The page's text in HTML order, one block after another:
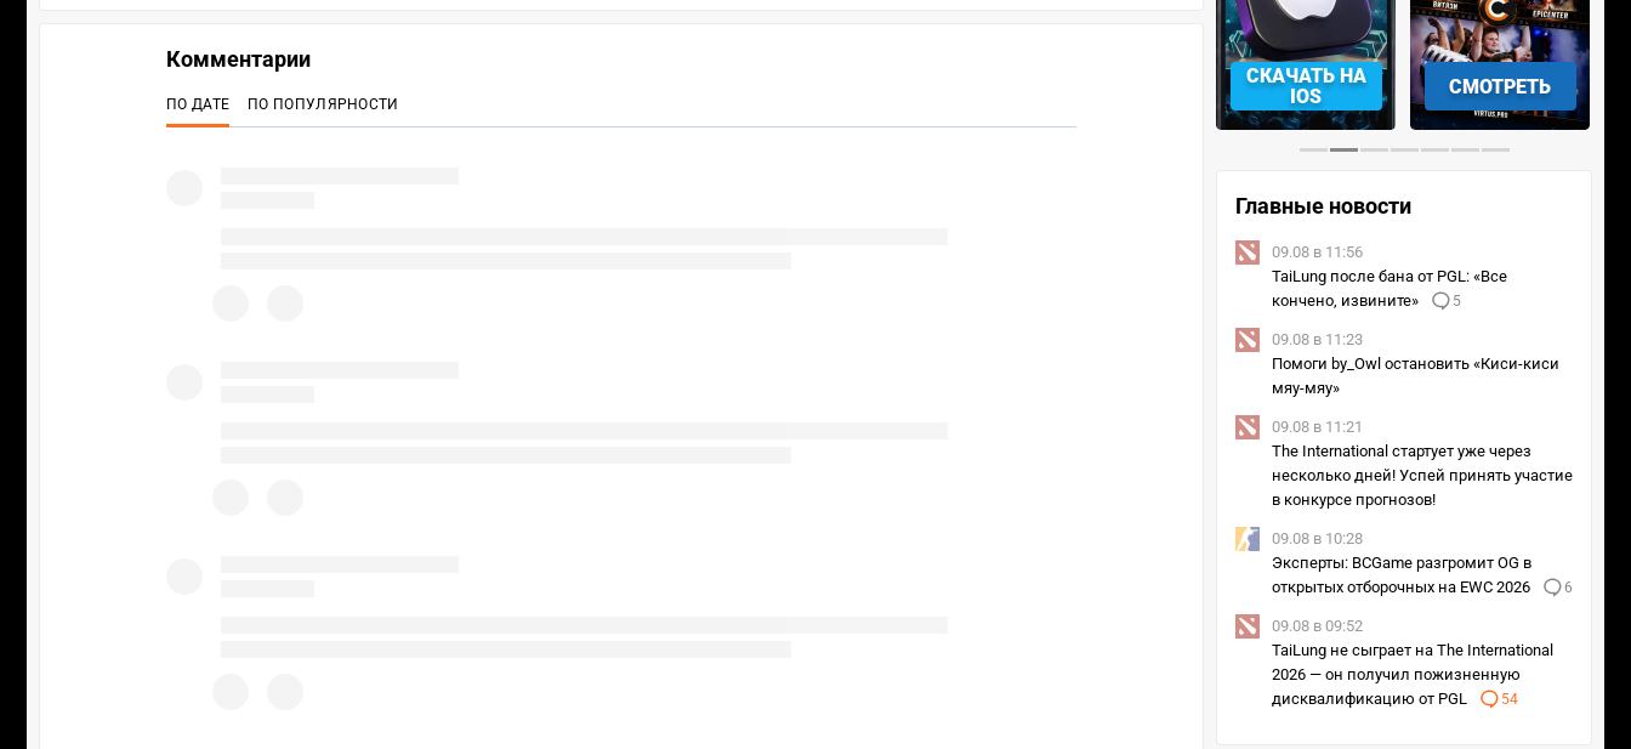
СМОТРЕТЬ УЧАСТВОВАТЬ
Главные новости
09.08 в 11:56
TaiLung после бана от PGL: «Все
кончено, извините»
5
09.08 в 11:23
Помоги by_Owl остановить «Киси-киси
мяу-мяу»
09.08 в 11:21
The International стартует уже через
несколько дней! Успей принять участие
в конкурсе прогнозов!
09.08 в 10:28
Эксперты: BCGame разгромит OG в
открытых отборочных на EWC 2026
6
09.08 в 09:52
TaiLung не сыграет на The International
2026 — он получил пожизненную
дисквалификацию от PGL
54
Комментарии
ПО ДАТЕ ПО ПОПУЛЯРНОСТИ